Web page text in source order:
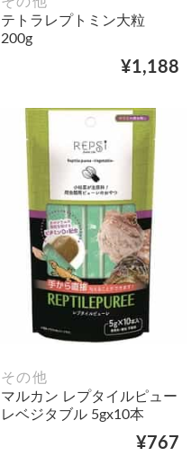
テトラレプトミン大粒
200g
¥1,188
その他
マルカン レプタイルピュー
レベジタブル 5gx10本
¥767